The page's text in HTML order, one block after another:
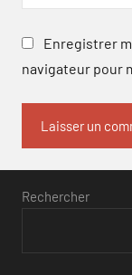
Enregistrer
navigateur pour
Rechercher